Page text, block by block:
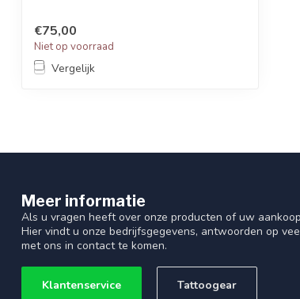
€75,00
Niet op voorraad
Vergelijk
Meer informatie
Als u vragen heeft over onze producten of uw
Hier vindt u onze bedrijfsgegevens, antwoorden op
met ons in contact te komen.
Klantenservice Tattoogear